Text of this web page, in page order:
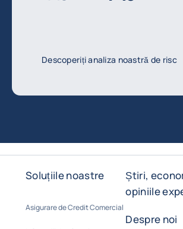
Descoperiți analiza noastră de risc
Soluțiile noastre
Asigurare de Credit Comercial
Știri,
opiniile
Despre noi